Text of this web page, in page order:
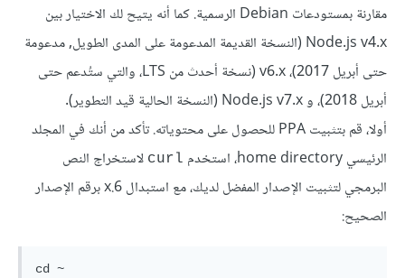
مقارنة بمستودعات Debian الرسمية. كما أنه يتيح لك الاختيار بين
Node.js v4.x (النسخة القديمة المدعومة على المدى الطويل, مدعومة
حتى أبريل 2017)، v6.x (نسخة أحدث من LTS، والتي ستُدعم حتى
أبريل 2018)، و Node.js v7.x (النسخة الحالية قيد التطوير).
أولا، قم بتثبيت PPA للحصول على محتوياته. تأكد من أنك في المجلد
الرئيسي home directory، استخدم
curl لاستخراج النص
البرمجي لتثبيت الإصدار المفضل لديك، مع استبدال 6.x برقم الإصدار
الصحيح:
cd ~